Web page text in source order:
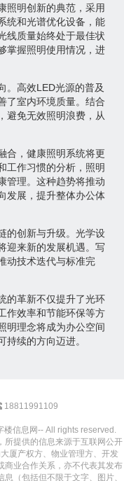
照明创新的典范，采用
统和光谱优化设备，能
线质量始终处于最佳状
掌握照明使用情况，进
。高效LED光源的普及
了室内环境质量。结合
避免无效照明浪费，从
合，健康照明系统将更
工作习惯的分析，照明
管理。这种趋势将推动
发展，提升整体办公体
的创新与升级。光学设
迎来新的发展机遇。写
动技术迭代与标准完
的革新不仅提升了光环
作效率和节能环保等方
明理念将成为办公空间
续的方向迈进。
18811991109
信息网-- All rights reserved.
所提供的信息来源于互联网公开
厦产权方、物业管理方、开发
商业合作关系，亦不代表其发布
（包括但不限于文字、图片、